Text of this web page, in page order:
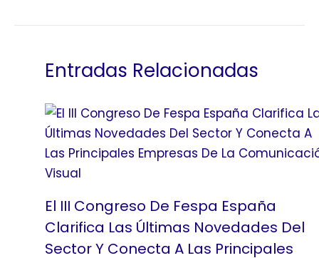
Entradas Relacionadas
El III Congreso De Fespa España
Clarifica Las Últimas Novedades Del
Sector Y Conecta A Las Principales